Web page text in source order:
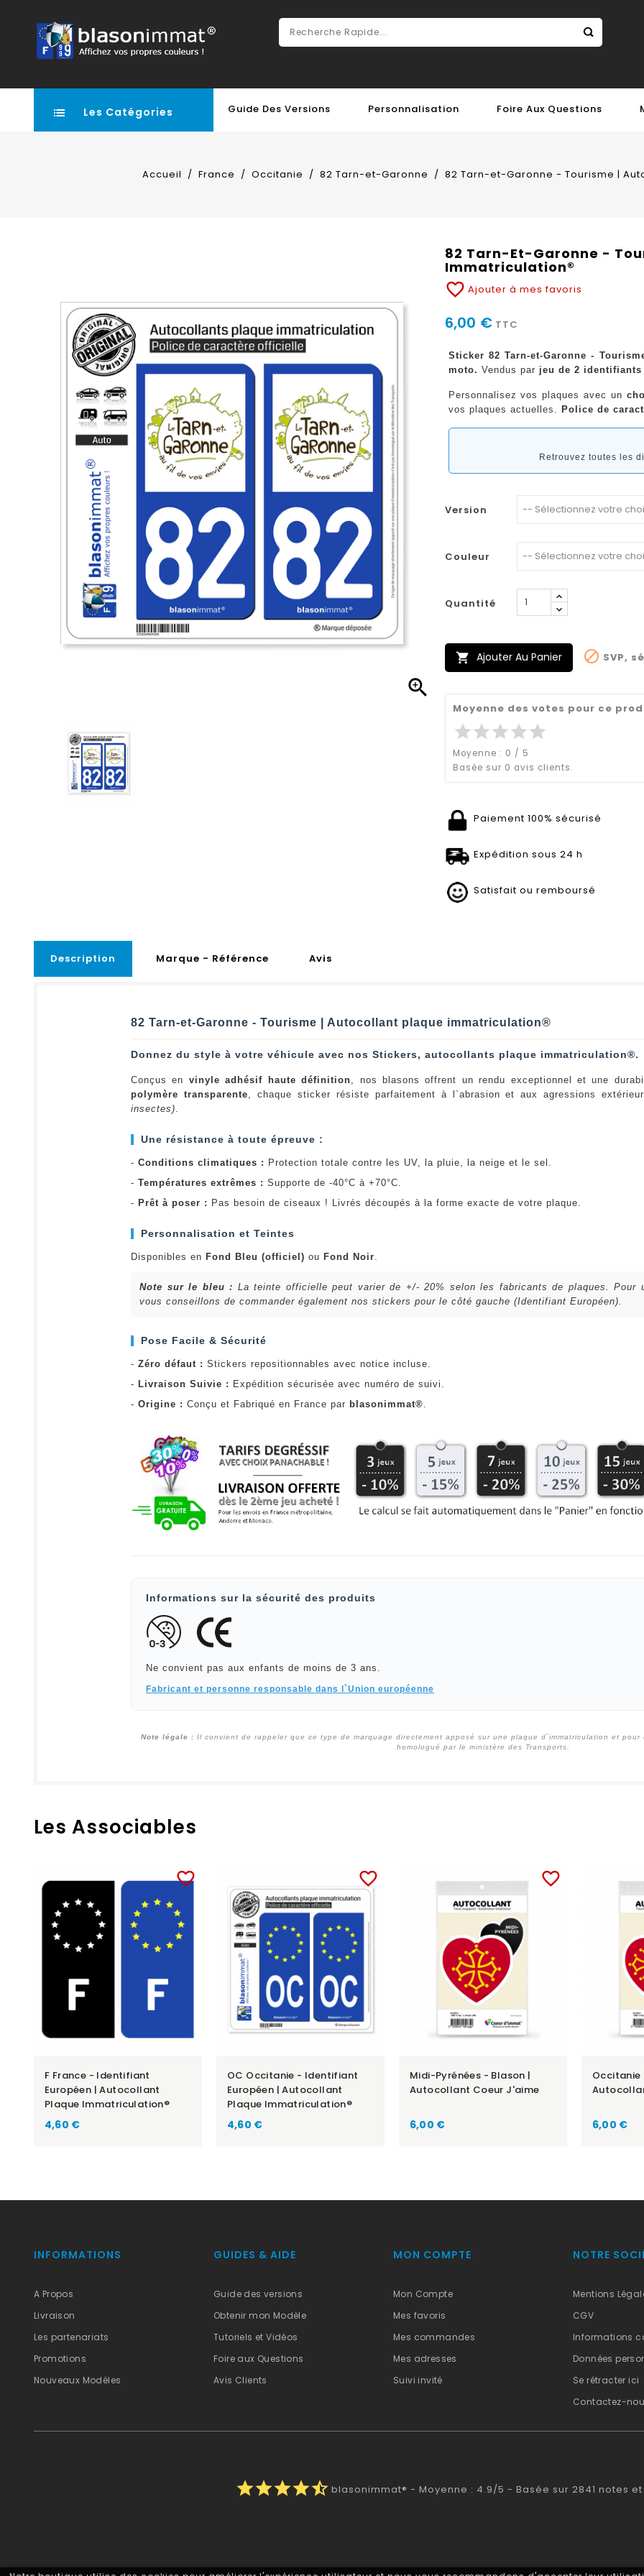
Les Catégories Guide Des Versions Personnalisation Foire Aux Questions
Accueil France Occitanie 82 Tarn-et-Garonne 82 Tarn-et-Garonne - Tourisme |

82 Tarn-Et-Garonne -
Immatriculation®
favorite_border Ajouter à mes favoris
6,00 € TTC
Sticker 82 Tarn-et-Garonne -
moto. Vendus par jeu de 2 identifiants
Personnalisez vos plaques avec un
vos plaques actuelles.
Police de
Retrouvez toutes les
Version
Couleur
Quantité
 Ajouter Au Panier  SVP,
Moyenne des votes pour ce
starstarstarstarstar
Moyenne : 0 / 5
Basée sur 0 avis clients.
Paiement 100% sécurisé
Expédition sous 24 h
Satisfait ou remboursé
Description Marque - Référence Avis
82 Tarn-et-Garonne - Tourisme | Autocollant plaque immatriculation®
Donnez du style à votre véhicule avec nos Stickers, autocollants plaque immatriculation®.
Conçus en vinyle adhésif haute définition , nos blasons offrent un rendu exceptionnel et une
polymère transparente , chaque sticker résiste parfaitement à l`abrasion et aux agressions
insectes)
Une résistance à toute épreuve :
- Conditions climatiques : Protection totale contre les UV, la pluie, la neige et le sel.
- Températures extrêmes : Supporte de -40°C à +70°C.
- Prêt à poser : Pas besoin de ciseaux ! Livrés découpés à la forme exacte de votre plaque.
Personnalisation et Teintes
Disponibles en Fond Bleu (officiel) ou Fond Noir
Note sur le bleu : La teinte officielle peut varier de +/- 20% selon les fabricants de plaques. Pour
vous conseillons de commander également nos stickers pour le côté gauche (Identifiant Européen).
Pose Facile & Sécurité
- Zéro défaut : Stickers repositionnables avec notice incluse.
- Livraison Suivie : Expédition sécurisée avec numéro de suivi.
- Origine : Conçu et Fabriqué en France par blasonimmat®
Informations sur la sécurité des produits
Ne convient pas aux enfants de moins de 3 ans.
Fabricant et personne responsable dans l`Union européenne
Note légale : Il convient de rappeler que ce type de marquage directement apposé sur une plaque d`immatriculation et
homologué par le ministère des Transports.
Les Associables
favorite_border
F France - Identifiant
Européen | Autocollant
Plaque Immatriculation®
Prix
4,60 €
favorite_border
OC Occitanie - Identifiant
Européen | Autocollant
Plaque Immatriculation®
Prix
4,60 €
favorite_border
Midi-Pyrénées - Blason |
Autocollant Coeur J'aime
Prix
6,00 €
Occitanie
Prix
6,00 €
INFORMATIONS
A Propos
Livraison
Les partenariats
Promotions
Nouveaux Modèles
GUIDES & AIDE
Guide des versions
Obtenir mon Modèle
Tutoriels et Vidéos
Foire aux Questions
Avis Clients
MON COMPTE
Mon Compte
Mes favoris
Mes commandes
Mes adresses
Suivi invité
NOTRE
Mentions
CGV
Informations
Données
Se rétracter ici
Contactez-
starstarstarstarstar_half blasonimmat® - Moyenne : 4.9/5 - Basée sur 2841 notes et